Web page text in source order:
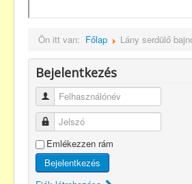
Ön itt van: Főlap Lány serdülő
Bejelentkezés
Felhasználónév
Jelszó
Emlékezzen rám
Bejelentkezés